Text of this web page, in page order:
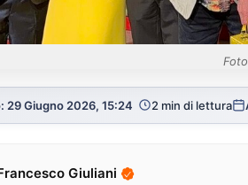
29 Giugno 2026, 15:24 2 min di lettura
Giuliani